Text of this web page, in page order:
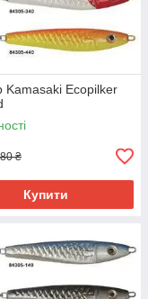
Kamasaki Ecopilker
80 ₴
Купити